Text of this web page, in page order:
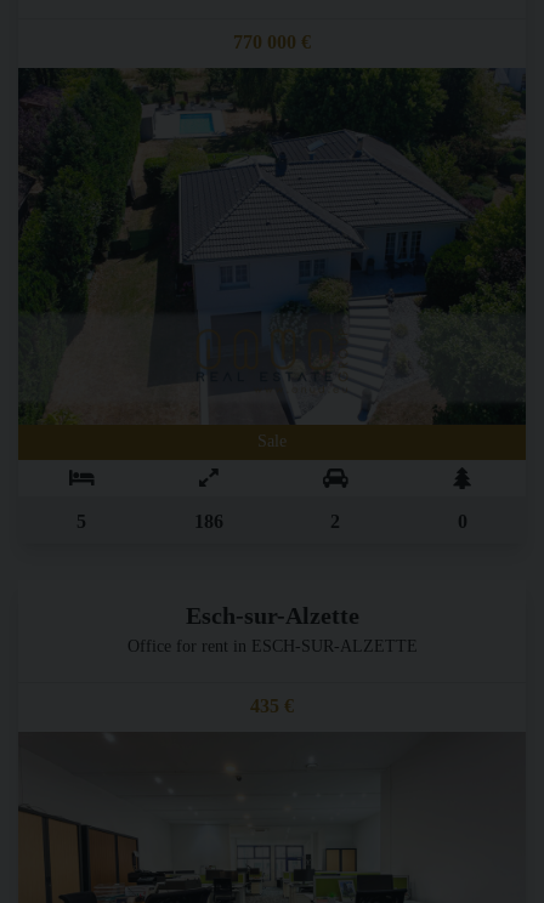
770 000 €
Sale
5 186 2 0
Esch-sur-Alzette
Office for rent in ESCH-SUR-ALZETTE
435 €